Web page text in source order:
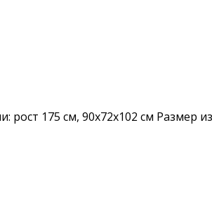
рост 175 см, 90х72х102 см Размер